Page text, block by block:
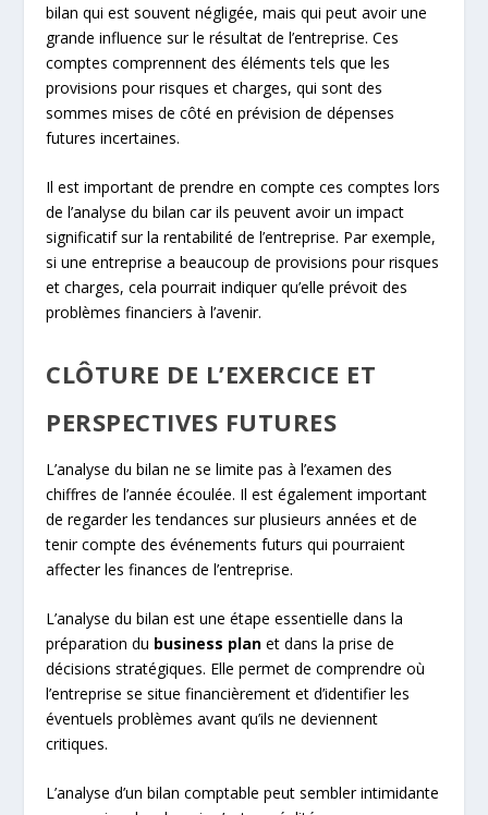
bilan qui est souvent négligée, mais qui peut avoir une
grande influence sur le résultat de l’entreprise. Ces
comptes comprennent des éléments tels que les
provisions pour risques et charges, qui sont des
sommes mises de côté en prévision de dépenses
futures incertaines.
Il est important de prendre en compte ces comptes lors
de l’analyse du bilan car ils peuvent avoir un impact
significatif sur la rentabilité de l’entreprise. Par exemple,
si une entreprise a beaucoup de provisions pour risques
et charges, cela pourrait indiquer qu’elle prévoit des
problèmes financiers à l’avenir.
CLÔTURE DE L’EXERCICE ET
PERSPECTIVES FUTURES
L’analyse du bilan ne se limite pas à l’examen des
chiffres de l’année écoulée. Il est également important
de regarder les tendances sur plusieurs années et de
tenir compte des événements futurs qui pourraient
affecter les finances de l’entreprise.
L’analyse du bilan est une étape essentielle dans la
préparation du business plan et dans la prise de
décisions stratégiques. Elle permet de comprendre où
l’entreprise se situe financièrement et d’identifier les
éventuels problèmes avant qu’ils ne deviennent
critiques.
L’analyse d’un bilan comptable peut sembler intimidante